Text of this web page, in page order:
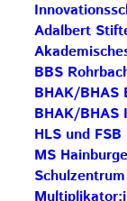
Adalbert
BBS
BHAK/BHAS
BHAK/BHAS
HLS und
MS
identifizieren
Studierende,
auch
Eltern (im
gehörig
Was tun in